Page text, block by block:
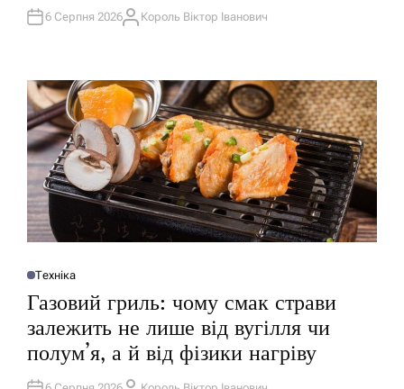
У
В
6 Серпня 2026А
Король Віктор Іванович
О
Л
І
К
У
А
Техніка
Газовий гриль: чому смак страви
залежить не лише від вугілля чи
полум’я, а й від фізики нагріву